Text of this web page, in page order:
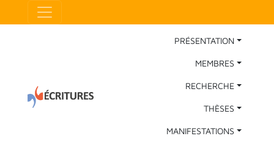
Aller au contenu principal
Main Navigation
PRÉSENTATION
MEMBRES
RECHERCHE
THÈSES
MANIFESTATIONS
Panneau de gestion des cookies